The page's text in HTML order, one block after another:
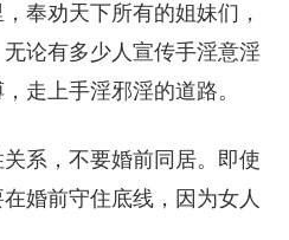
奉劝天下所有的姐妹们，
论有多少人宣传手淫意淫
走上手淫邪淫的道路。
系，不要婚前同居。即使
婚前守住底线，因为女人